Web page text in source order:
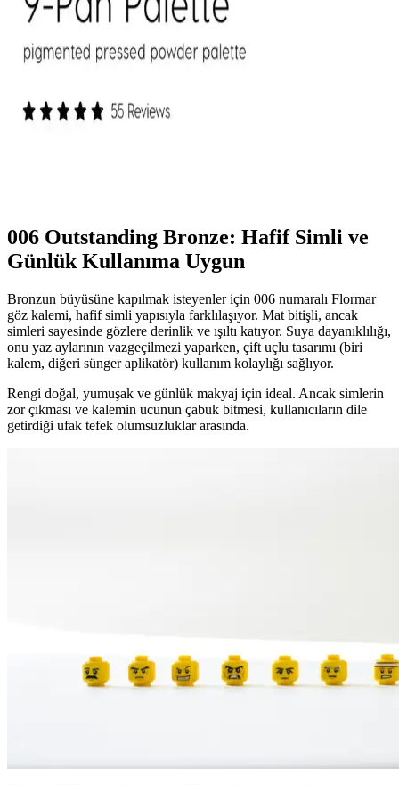
Mac XIMAL Silky Matte Ruj, yüksek pigmentasyon ve doğal
ambalajıyla öne çıkan şık bir makyaj ürünüdür.
Performansı ve Kullanıcı Deneyimleri
006 Outstanding Bronze: Hafif Simli ve
Günlük Kullanıma Uygun
Bronzun büyüsüne kapılmak isteyenler için 006 numaralı Flormar
göz kalemi, hafif simli yapısıyla farklılaşıyor. Mat bitişli, ancak
simleri sayesinde gözlere derinlik ve ışıltı katıyor. Suya dayanıklılığı,
onu yaz aylarının vazgeçilmezi yaparken, çift uçlu tasarımı (biri
kalem, diğeri sünger aplikatör) kullanım kolaylığı sağlıyor.
Rengi doğal, yumuşak ve günlük makyaj için ideal. Ancak simlerin
zor çıkması ve kalemin ucunun çabuk bitmesi, kullanıcıların dile
getirdiği ufak tefek olumsuzluklar arasında.